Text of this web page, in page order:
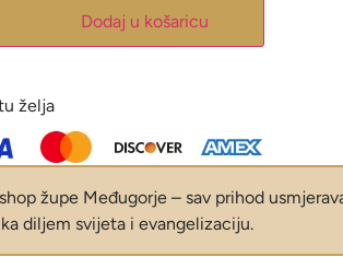
Dodaj u košaricu
želja
župe Međugorje – sav prihod
diljem svijeta i evangelizaciju.